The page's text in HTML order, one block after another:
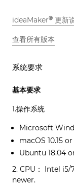
ideaMaker® 更新
查看所有版本
系统要求
基本要求
1.操作系统
Microsoft
macOS 10.15
Ubuntu 18.04
2. CPU： Intel
newer.